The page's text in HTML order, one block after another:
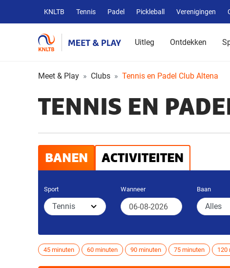
Overige
KNLTB
websites
KNLTB Tennis Padel Pickleball Verenigingen
Uitleg Ontdekken
Meet & Play Clubs Tennis en Padel Club Altena
TENNIS EN
BANEN ACTIVITEITEN
Sport Wanneer Baan
45 minuten 60 minuten 90 minuten 75 minuten 120